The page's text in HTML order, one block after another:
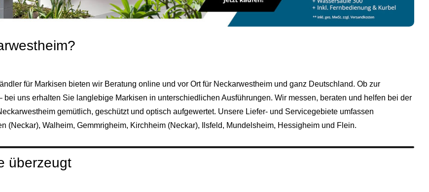
für Markisen bieten wir Beratung online und vor Ort für Neckarwestheim und ganz Deutschland. Ob zur
uns erhalten Sie langlebige Markisen in unterschiedlichen Ausführungen. Wir messen, beraten und helfen bei der
gemütlich, geschützt und optisch aufgewertet. Unsere Liefer‑ und Servicegebiete umfassen
(Neckar), Walheim, Gemmrigheim, Kirchheim (Neckar), Ilsfeld, Mundelsheim, Hessigheim und Flein.
überzeugt